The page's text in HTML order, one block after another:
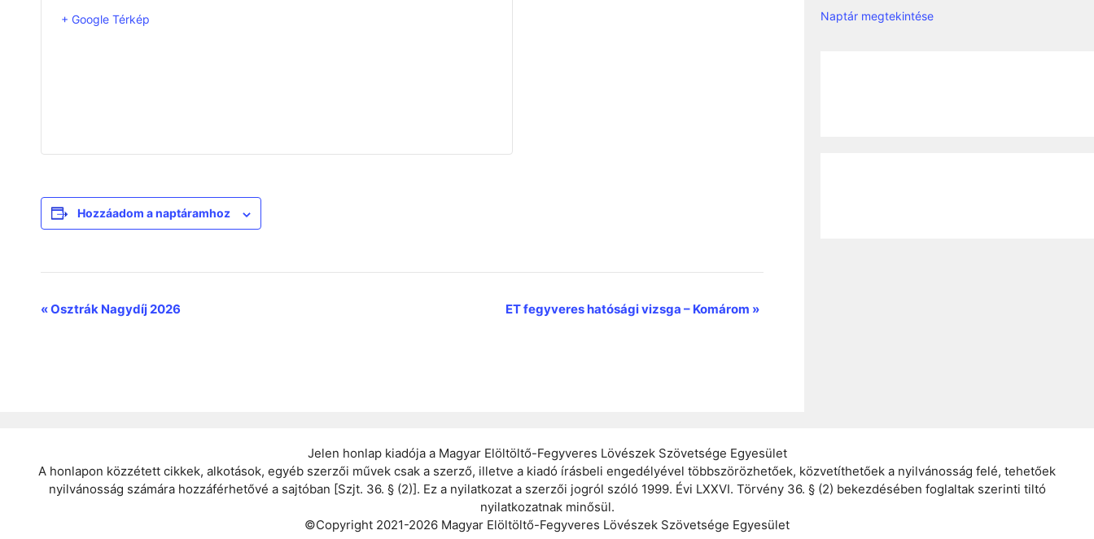
+ Google Térkép
Hozzáadom a naptáramhoz
E
y
«Osztrák Nagydíj 2026 ET fegyveres hatósági vizsga – Komárom »
Naptár megtekintése
Jelen honlap kiadója a Magyar Elöltöltő-Fegyveres Lövészek Szövetsége Egyesület
A honlapon közzétett cikkek, alkotások, egyéb szerzői művek csak a szerző, illetve a kiadó írásbeli engedélyével többszörözhetőek, közvetíthetőek a nyilvánosság felé, tehetőek
nyilvánosság számára hozzáférhetővé a sajtóban [Szjt. 36. § (2)]. Ez a nyilatkozat a szerzői jogról szóló 1999. Évi LXXVI. Törvény 36. § (2) bekezdésében foglaltak szerinti tiltó
nyilatkozatnak minősül.
©Copyright 2021-2026 Magyar Elöltöltő-Fegyveres Lövészek Szövetsége Egyesület